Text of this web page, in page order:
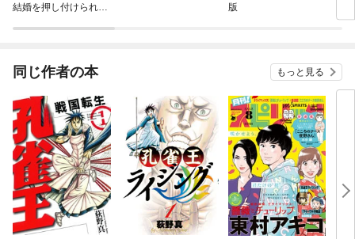
結婚を押し付けられま
版
同じ作者の本 もっと見る